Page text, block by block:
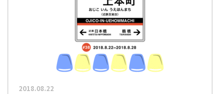
2018.08.22